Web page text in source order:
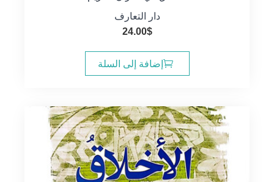
دار التعارف
24.00$
إضافة إلى السلة